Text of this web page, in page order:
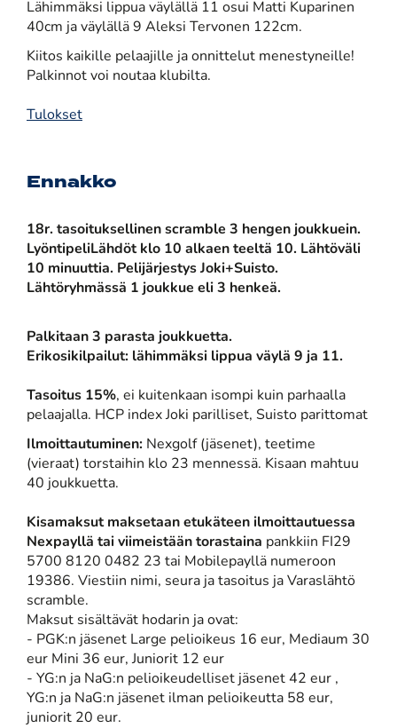
Lähimmäksi lippua väylällä 11 osui Matti Kuparinen
40cm ja väylällä 9 Aleksi Tervonen 122cm.
Kiitos kaikille pelaajille ja onnittelut menestyneille!
Palkinnot voi noutaa klubilta.
Tulokset
Ennakko
18r. tasoituksellinen scramble 3 hengen joukkuein.
LyöntipeliLähdöt klo 10 alkaen teeltä 10. Lähtöväli
10 minuuttia. Pelijärjestys Joki+Suisto.
Lähtöryhmässä 1 joukkue eli 3 henkeä.
Palkitaan 3 parasta joukkuetta.
Erikosikilpailut: lähimmäksi lippua väylä 9 ja 11.
Tasoitus 15%, ei kuitenkaan isompi kuin parhaalla
pelaajalla. HCP index Joki parilliset, Suisto parittomat
Ilmoittautuminen: Nexgolf (jäsenet), teetime
(vieraat) torstaihin klo 23 mennessä. Kisaan mahtuu
40 joukkuetta.
Kisamaksut maksetaan etukäteen ilmoittautuessa
Nexpayllä tai viimeistään torastaina pankkiin FI29
5700 8120 0482 23 tai Mobilepayllä numeroon
19386. Viestiin nimi, seura ja tasoitus ja Varaslähtö
scramble.
Maksut sisältävät hodarin ja ovat:
- PGK:n jäsenet Large pelioikeus 16 eur, Mediaum 30
eur Mini 36 eur, Juniorit 12 eur
- YG:n ja NaG:n pelioikeudelliset jäsenet 42 eur ,
YG:n ja NaG:n jäsenet ilman pelioikeutta 58 eur,
juniorit 20 eur.